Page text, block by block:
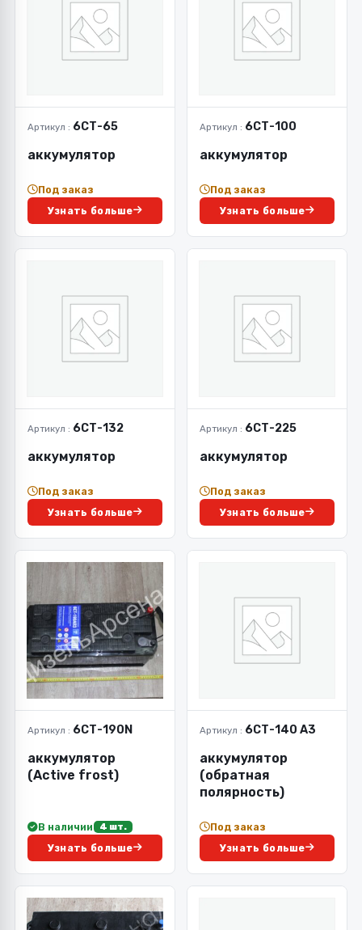
Артикул : 6СТ-65
аккумулятор
Под заказ
Узнать больше
Артикул : 6СТ-100
аккумулятор
Под заказ
Узнать больше
Артикул : 6СТ-132
аккумулятор
Под заказ
Узнать больше
Артикул : 6СТ-225
аккумулятор
Под заказ
Узнать больше
Артикул : 6СТ-190N
аккумулятор
(Active frost)
В наличии 4 шт.
Узнать больше
Артикул : 6СТ-140 А3
аккумулятор
(обратная
полярность)
Под заказ
Узнать больше